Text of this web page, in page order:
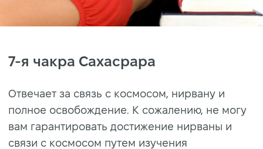
7-я чакра Сахасрара
Отвечает за связь с космосом, нирвану и
полное освобождение. К сожалению, не могу
вам гарантировать достижение нирваны и
связи с космосом путем изучения